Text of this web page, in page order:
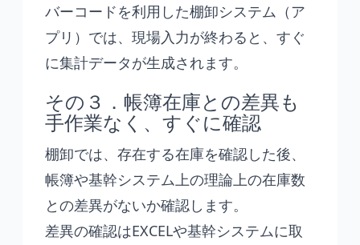
バーコードを利用した棚卸システム（ア
プリ）では、現場入力が終わると、すぐ
に集計データが生成されます。
その３．帳簿在庫との差異も
手作業なく、すぐに確認
棚卸では、存在する在庫を確認した後、
帳簿や基幹システム上の理論上の在庫数
との差異がないか確認します。
差異の確認はEXCELや基幹システムに取